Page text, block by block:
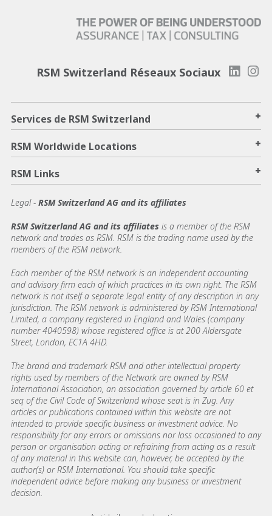
RSM Switzerland Réseaux Sociaux
Services de RSM Switzerland +
RSM Worldwide Locations +
RSM Links +
Legal - RSM Switzerland AG and its affiliates
RSM Switzerland AG and its affiliates is a member of the RSM
network and trades as RSM. RSM is the trading name used by the
members of the RSM network.
Each member of the RSM network is an independent accounting
and advisory firm each of which practices in its own right. The RSM
network is not itself a separate legal entity of any description in any
jurisdiction. The RSM network is administered by RSM International
Limited, a company registered in England and Wales (company
number 4040598) whose registered office is at 200 Aldersgate
Street, London, EC1A 4HD.
The brand and trademark RSM and other intellectual property
rights used by members of the Network are owned by RSM
International Association, an association governed by article 60 et
seq of the Civil Code of Switzerland whose seat is in Zug. Any
articles or publications contained within this website are not
intended to provide specific business or investment advice. No
responsibility for any errors or omissions nor loss occasioned to any
person or organisation acting or refraining from acting as a result
of any material in this website can, however, be accepted by the
author(s) or RSM International. You should take specific
independent advice before making any business or investment
decision.